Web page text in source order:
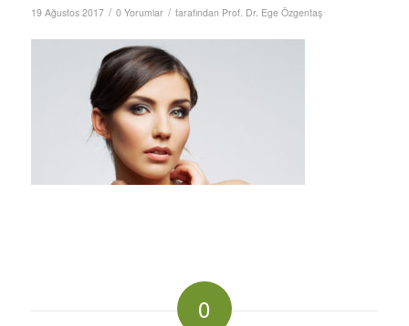
19 Ağustos 2017 / 0 Yorumlar / tarafından Prof. Dr. Ege Özgentaş
0